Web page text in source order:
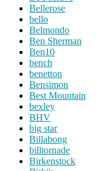
Bellerose
bello
Belmondo
Ben Sherman
Ben10
bench
benetton
Bensimon
Best Mountain
bexley
BHV
big star
Billabong
billtornade
Birkenstock